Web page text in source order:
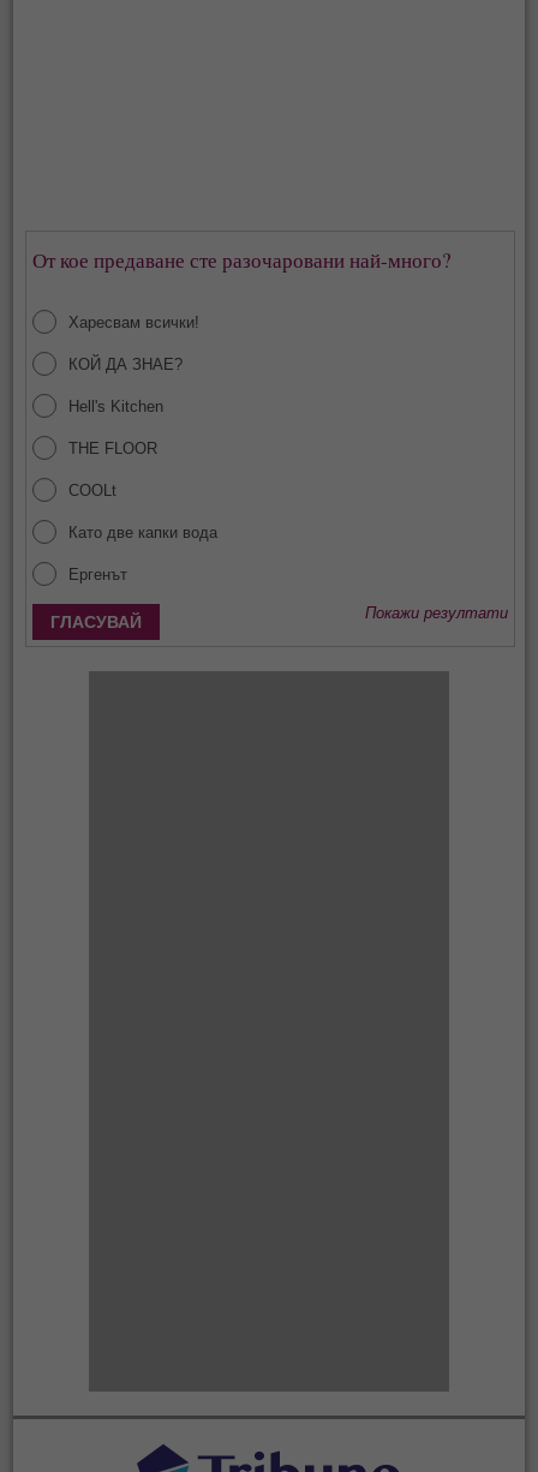
От кое предаване сте разочаровани най-много?
Харесвам всички!
КОЙ ДА ЗНАЕ?
Hell's Kitchen
THE FLOOR
COOLt
Като две капки вода
Ергенът
Покажи резултати